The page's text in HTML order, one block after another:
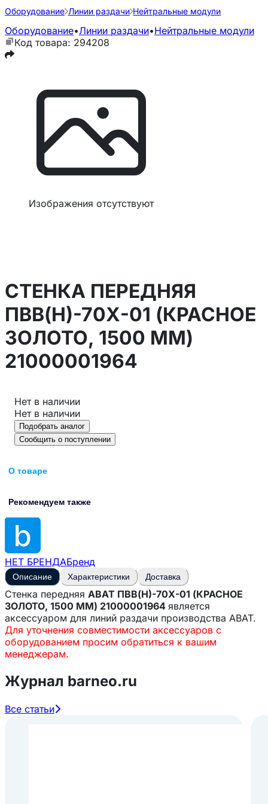
Оборудование Линии раздачи Нейтральные модули
Оборудование•Линии раздачи•Нейтральные модули
Код товара: 294208
Изображения отсутствуют
СТЕНКА ПЕРЕДНЯЯ
ПВВ(Н)-70Х-01 (КРАСНОЕ
ЗОЛОТО, 1500 ММ)
21000001964
Нет в наличии
Нет в наличии
Подобрать аналог
Сообщить о поступлении
О товаре
Рекомендуем также
НЕТ БРЕНДАБренд
Описание Характеристики Доставка
Стенка передняя ABAT ПВВ(Н)-70Х-01 (КРАСНОЕ
ЗОЛОТО, 1500 ММ) 21000001964 является
аксессуаром для линий раздачи производства ABAT.
Для уточнения совместимости аксессуаров с
оборудованием просим обратиться к вашим
менеджерам.
Журнал barneo.ru
Все статьи